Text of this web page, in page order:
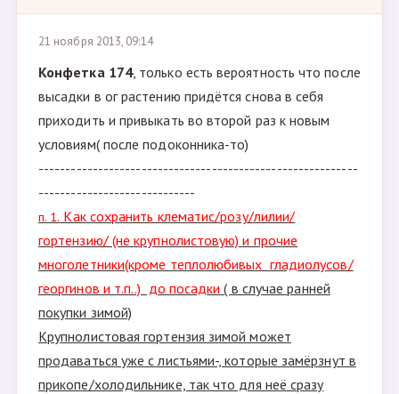
21 ноября 2013, 09:14
Конфетка 174, только есть вероятность что после
высадки в ог растению придётся снова в себя
приходить и привыкать во второй раз к новым
условиям( после подоконника-то)
-----------------------------------------------------------
-----------------------------
п. 1. Как сохранить клематис/розу/лилии/
гортензию/ (не крупнолистовую) и прочие
многолетники(кроме теплолюбивых гладиолусов/
георгинов и т.п..) до посадки ( в случае ранней
покупки зимой)
Крупнолистовая гортензия зимой может
продаваться уже с листьями-, которые замёрзнут в
прикопе/холодильнике, так что для неё сразу